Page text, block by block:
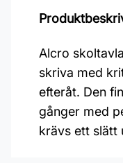
Alcro
skriva med
efteråt. Den
gånger med
krävs ett slätt